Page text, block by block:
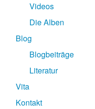
Videos
Die Alben
Blog
Blogbeiträge
Literatur
Vita
Kontakt